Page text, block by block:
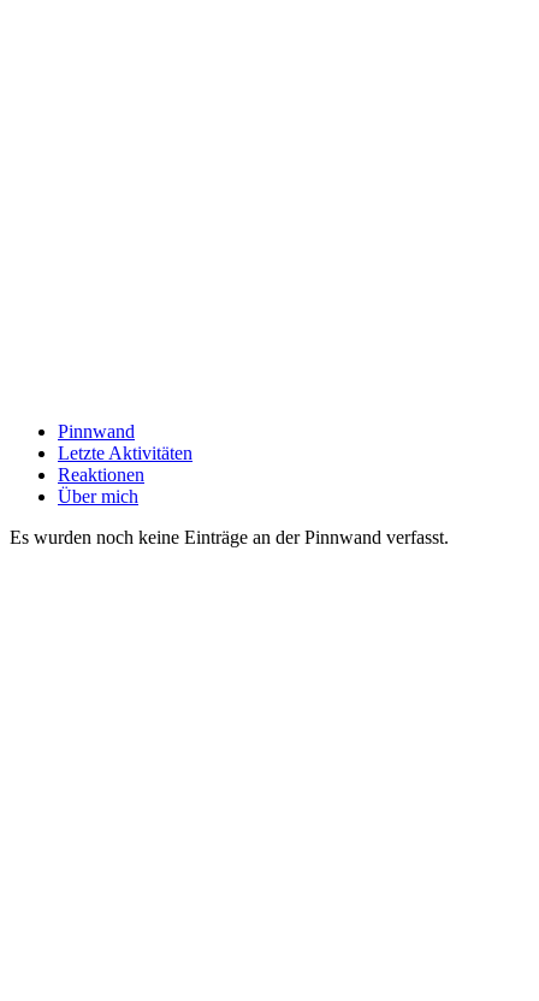
Pinnwand
Letzte Aktivitäten
Reaktionen
Über mich
Es wurden noch keine Einträge an der Pinnwand verfasst.